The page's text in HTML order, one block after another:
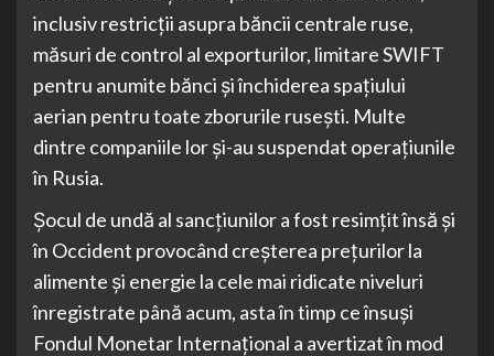
inclusiv restricții asupra băncii centrale ruse,
măsuri de control al exporturilor, limitare SWIFT
pentru anumite bănci și închiderea spațiului
aerian pentru toate zborurile rusești. Multe
dintre companiile lor și-au suspendat operațiunile
în Rusia.
Șocul de undă al sancțiunilor a fost resimțit însă și
în Occident provocând creșterea prețurilor la
alimente și energie la cele mai ridicate niveluri
înregistrate până acum, asta în timp ce însuși
Fondul Monetar Internațional a avertizat în mod